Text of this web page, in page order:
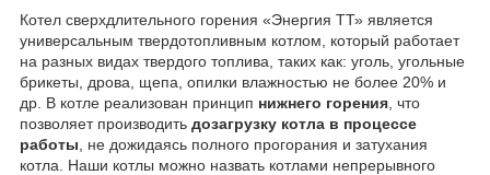
Котел сверхдлительного горения «Энергия ТТ» является
универсальным твердотопливным котлом, который работает
на разных видах твердого топлива, таких как: уголь, угольные
брикеты, дрова, щепа, опилки влажностью не более 20% и
др. В котле реализован принцип нижнего горения , что
позволяет производить дозагрузку котла в процессе
работы , не дожидаясь полного прогорания и затухания
котла. Наши котлы можно назвать котлами непрерывного